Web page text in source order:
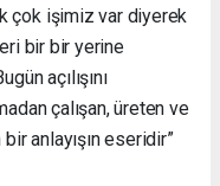
çok işimiz var diyerek
bir bir yerine
açılışını
çalışan, üreten ve
anlayışın eseridir”